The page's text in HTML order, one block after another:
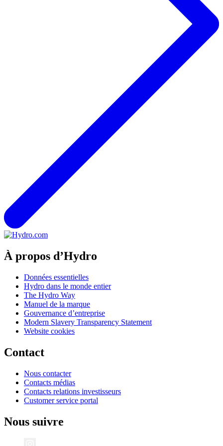
À propos d’Hydro
Données essentielles
Hydro dans le monde entier
The Hydro Way
Manuel de la marque
Gouvernance d’entreprise
Modern Slavery Transparency Statement
Website cookies
Contact
Nous contacter
Contacts médias
Contacts relations investisseurs
Customer service portal
Nous suivre